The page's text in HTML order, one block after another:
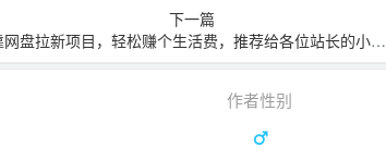
下一篇
网盘拉新项目，轻松赚个生活费，推荐给各位站长的小副业
作者性别